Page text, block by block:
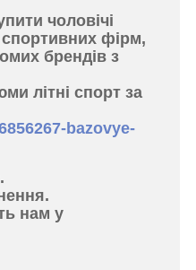
чоловічі
фірм,
брендів з
літні спорт за
bazovye-
нам у